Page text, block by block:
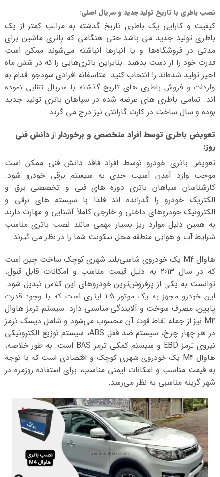
نصب باطری با تاریخ تولید جدید و سریال اصلی:
کیفیت و کارایی یک باطری تاریخ گذشته به مراتب کمتر از یک
باطری تولید جدید می باشد.حتی هنگامی که باتری ماشین برای
مدتی در فروشگاه‌ها و یا انبارها انباشته می‌شوند ممکن است
قدرت خود را از دست بدهند. بنابراین باتری‌هایی را که در شش ماه
اخیر تولید شده‌اند را انتخاب کنید. متاسفانه افرادی سودجو اقدام به
واردات و فروش باطری های تاریخ گذشته با سریال تقلبی نموده
اند. تمامی باطری های عرضه شده در سپاهان باتری تولید جدید
بوده و سال ساخت در کارت گارانتی نیز درج می گردد.
تعویض باطری توسط افراد متخصص و برخوردار از دانش فنی
روز:
تعویض باتری خودرو توسط افراد فاقد دانش فنی ممکن است
موجب وارد آمدن آسیب جدی به سیستم برقی خودرو شود.
کارشناسان سپاهان باتری دوره های فنی و تخصصی برق و
الکتریک خودرو را گذرانده اند فلذا با سیستم های برقی و
الکترونیک خودروهای داخلی و خارجی کاملاً آشنایی و مهارت دارند
به همین دلیل موارد ریز بسیار مهمی مانند نصب باتری مناسب
شرایط آب و هوایی منطقه محل سکونت شما را در نظر می گیرند.
هاوال M4 یک خودروی شاسی‌بلند شهری کوچک ساخت چین است
که در سال 2013 به دلیل قیمت مناسب و امکانات قابل قبول،
توانست به یکی از پرفروش‌ترین خودروهای این کلاس تبدیل شود.
این خودرو مجهز به یک موتور 1.5 لیتری است که با وجود قدرت
پایین، مصرف سوخت و آلایندگی مناسبی دارد. سیستم ترمز هاوال
M4 نیز از جمله نقاط قوت آن محسوب می‌شود و شامل دیسک ترمز
در هر چهار چرخ، سیستم ضد قفل ABS، سیستم توزیع الکترونیکی
نیروی ترمز EBD و سیستم کمکی ترمز BAS است. به طور خلاصه،
هاوال M4 یک خودروی شهری کوچک و اقتصادی است که با توجه
به قیمت مناسب و امکانات ایمنی مناسب، برای استفاده روزمره در
شهر گزینه مناسبی به نظر می‌رسد.